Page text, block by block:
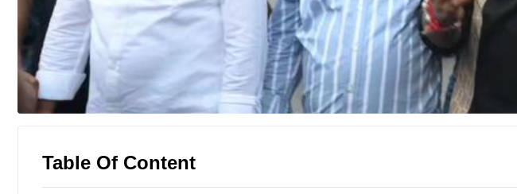
Table Of Content